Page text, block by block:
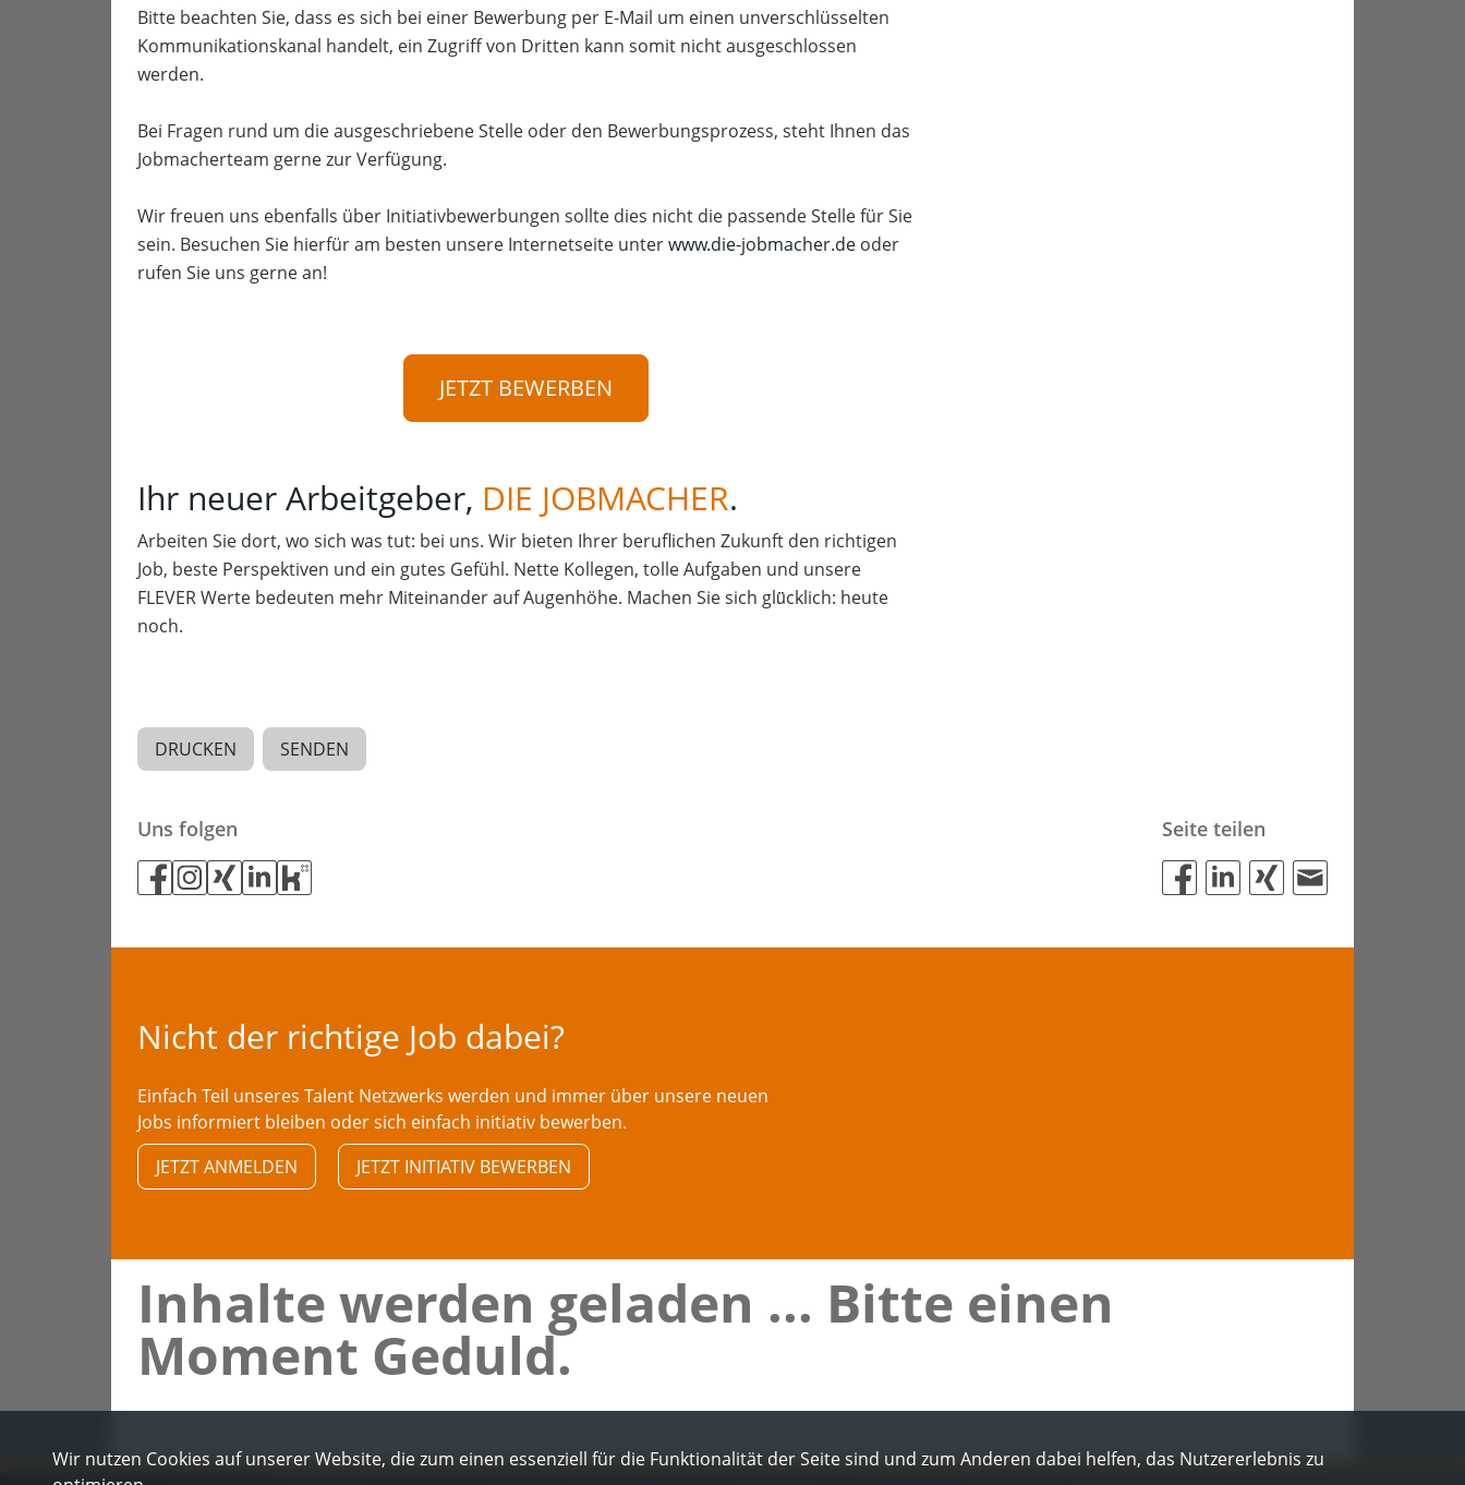
Bitte beachten Sie, dass es sich bei einer Bewerbung per E-Mail um einen unverschlüsselten
Kommunikationskanal handelt, ein Zugriff von Dritten kann somit nicht ausgeschlossen
werden.
Bei Fragen rund um die ausgeschriebene Stelle oder den Bewerbungsprozess, steht Ihnen das
Jobmacherteam gerne zur Verfügung.
Wir freuen uns ebenfalls über Initiativbewerbungen sollte dies nicht die passende Stelle für Sie
sein. Besuchen Sie hierfür am besten unsere Internetseite unterwww.die-jobmacher.de oder
rufen Sie uns gerne an!
JETZT BEWERBEN
Ihr neuer Arbeitgeber, DIE JOBMACHER.
Arbeiten Sie dort, wo sich was tut: bei uns. Wir bieten Ihrer beruflichen Zukunft den richtigen
Job, beste Perspektiven und ein gutes Gefühl. Nette Kollegen, tolle Aufgaben und unsere
FLEVER Werte bedeuten mehr Miteinander auf Augenhöhe. Machen Sie sich glü̈cklich: heute
noch.
DRUCKEN SENDEN
Uns folgen Seite teilen
Nicht der richtige Job dabei?
Einfach Teil unseres Talent Netzwerks werden und immer über unsere neuen
Jobs informiert bleiben oder sich einfach initiativ bewerben.
JETZT ANMELDEN
JETZT INITIATIV BEWERBEN
Inhalte werden geladen ... Bitte einen
Moment Geduld.
Wir nutzen Cookies auf unserer Website, die zum einen essenziell für die Funktionalität der Seite sind und zum Anderen dabei helfen, das Nutzererlebnis zu